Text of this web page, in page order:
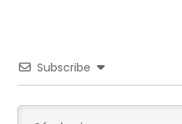
Subscribe